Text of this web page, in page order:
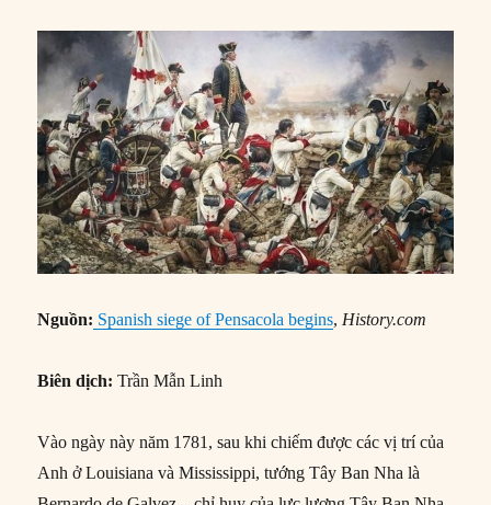
Nguồn: Spanish siege of Pensacola begins, History.com
Biên dịch: Trần Mẫn Linh
Vào ngày này năm 1781, sau khi chiếm được các vị trí của
Anh ở Louisiana và Mississippi, tướng Tây Ban Nha là